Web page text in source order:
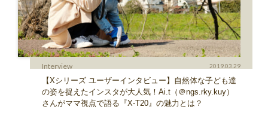
Interview 2019.03.29
【Xシリーズ ユーザーインタビュー】自然体な子ども達
の姿を捉えたインスタが大人気！Ai.t（＠ngs.rky.kuy）
さんがママ視点で語る『X-T20』の魅力とは？